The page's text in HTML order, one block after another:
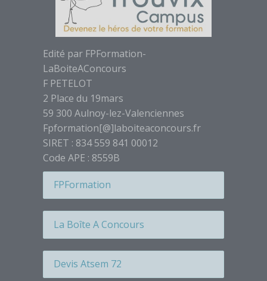
Étiquette
Étiquette
Étiquette
Étiquette
Étiquette
Étiquette
Étiquette
Étiquette
Étiquette
Étiquette
Étiquette
Étiquette
Étiquette
Étiquette
Edité par FPFormation-
LaBoiteAConcours
F PETELOT
2 Place du 19mars
59 300 Aulnoy-lez-Valenciennes
Fpformation[@]laboiteaconcours.fr
SIRET : 834 559 841 00012
Code APE : 8559B
FPFormation
La Boîte A Concours
Devis Atsem 72